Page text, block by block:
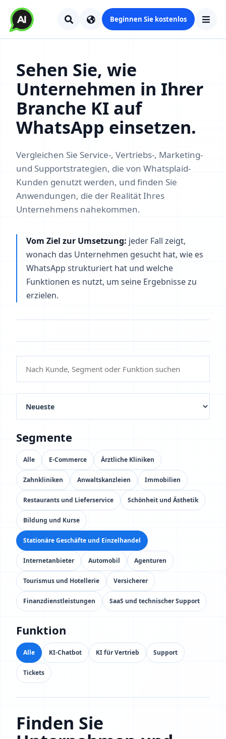
Beginnen Sie kostenlos
Sehen Sie, wie
Unternehmen in Ihrer
Branche KI auf
WhatsApp einsetzen.
Vergleichen Sie Service-, Vertriebs-, Marketing-
und Supportstrategien, die von Whatsplaid-
Kunden genutzt werden, und finden Sie
Anwendungen, die der Realität Ihres
Unternehmens nahekommen.
Vom Ziel zur Umsetzung: jeder Fall zeigt,
wonach das Unternehmen gesucht hat, wie es
WhatsApp strukturiert hat und welche
Funktionen es nutzt, um seine Ergebnisse zu
erzielen.
Segmente
Alle E-Commerce Ärztliche Kliniken
Zahnkliniken Anwaltskanzleien Immobilien
Restaurants und Lieferservice Schönheit und Ästhetik
Bildung und Kurse
Stationäre Geschäfte und Einzelhandel
Internetanbieter Automobil Agenturen
Tourismus und Hotellerie Versicherer
Finanzdienstleistungen SaaS und technischer Support
Funktion
Alle KI-Chatbot KI für Vertrieb Support
Tickets
Finden Sie